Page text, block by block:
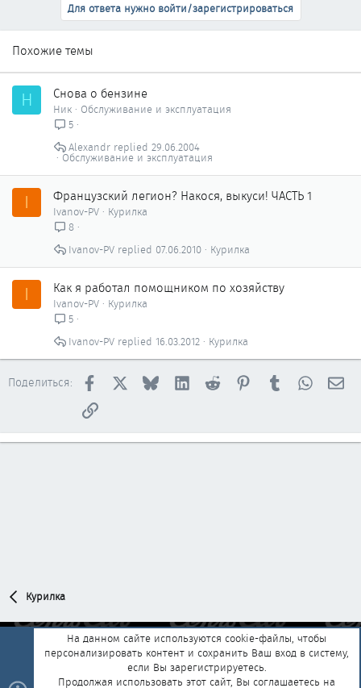
Для ответа нужно войти/зарегистрироваться
Похожие темы
Н Снова о бензине
Ник
Обслуживание и эксплуатация
5
Обслуживание и эксплуатация
29.06.2004
Alexandr
I Французский легион? Накося, выкуси! ЧАСТЬ 1
Ivanov-PV
Курилка
8
Курилка
07.06.2010
Ivanov-PV
I Как я работал помощником по хозяйству
Ivanov-PV
Курилка
5
Курилка
16.03.2012
Ivanov-PV
Поделиться: Facebook BlueskyLinkedInReddit PinterestTumblr
Ссылка
Курилка
Обратная связь
Условия и правила
Политика конфиденциальности
Помощь Главная
R
На данном сайте используются cookie-файлы, чтобы
персонализировать контент и сохранить Ваш вход в систему,
если Вы зарегистрируетесь.
Продолжая использовать этот сайт, Вы соглашаетесь на